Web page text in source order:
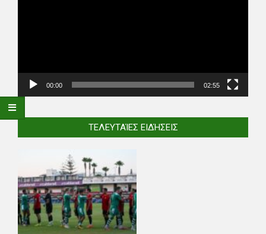
00:00 02:55
ΤΕΛΕΥΤΑΊΕΣ ΕΙΔΉΣΕΙΣ